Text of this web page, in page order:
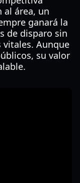
al área, un
ganará la
de disparo sin
vitales. Aunque
su valor